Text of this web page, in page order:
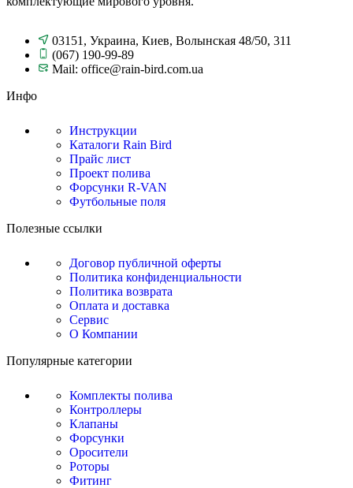
03151, Украина, Киев, Волынская 48/50, 311
(067) 190-99-89
Mail: office@rain-bird.com.ua
Инфо
Инструкции
Каталоги Rain Bird
Прайс лист
Проект полива
Форсунки R-VAN
Футбольные поля
Полезные ссылки
Договор публичной оферты
Политика конфиденциальности
Политика возврата
Оплата и доставка
Сервис
О Компании
Популярные категории
Комплекты полива
Контроллеры
Клапаны
Форсунки
Оросители
Роторы
Фитинг